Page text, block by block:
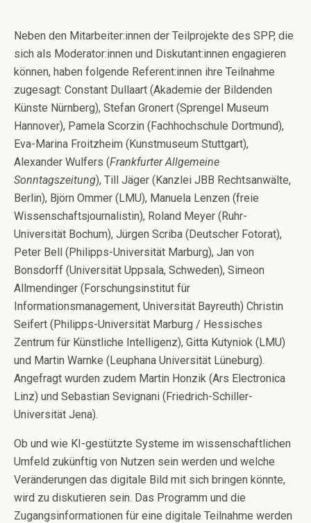
Neben den Mitarbeiter:innen der Teilprojekte des SPP, die
sich als Moderator:innen und Diskutant:innen engagieren
können, haben folgende Referent:innen ihre Teilnahme
zugesagt: Constant Dullaart (Akademie der Bildenden
Künste Nürnberg), Stefan Gronert (Sprengel Museum
Hannover), Pamela Scorzin (Fachhochschule Dortmund),
Eva-Marina Froitzheim (Kunstmuseum Stuttgart),
Alexander Wulfers (Frankfurter Allgemeine
Sonntagszeitung), Till Jäger (Kanzlei JBB Rechtsanwälte,
Berlin), Björn Ommer (LMU), Manuela Lenzen (freie
Wissenschaftsjournalistin), Roland Meyer (Ruhr-
Universität Bochum), Jürgen Scriba (Deutscher Fotorat),
Peter Bell (Philipps-Universität Marburg), Jan von
Bonsdorff (Universität Uppsala, Schweden), Simeon
Allmendinger (Forschungsinstitut für
Informationsmanagement, Universität Bayreuth) Christin
Seifert (Philipps-Universität Marburg / Hessisches
Zentrum für Künstliche Intelligenz), Gitta Kutyniok (LMU)
und Martin Warnke (Leuphana Universität Lüneburg).
Angefragt wurden zudem Martin Honzik (Ars Electronica
Linz) und Sebastian Sevignani (Friedrich-Schiller-
Universität Jena).
Ob und wie KI-gestützte Systeme im wissenschaftlichen
Umfeld zukünftig von Nutzen sein werden und welche
Veränderungen das digitale Bild mit sich bringen könnte,
wird zu diskutieren sein. Das Programm und die
Zugangsinformationen für eine digitale Teilnahme werden